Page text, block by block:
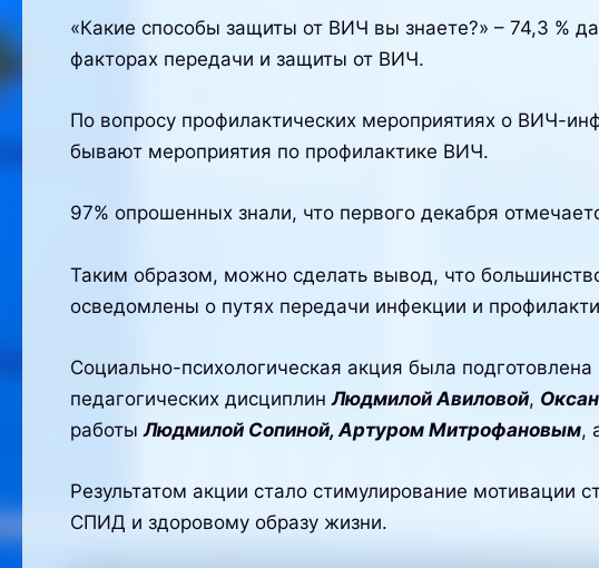
«Какие способы защиты от ВИЧ вы знаете?» – 74,3 %
факторах передачи и защиты от ВИЧ.
По вопросу профилактических мероприятиях о ВИЧ-
бывают мероприятия по профилактике ВИЧ.
97% опрошенных знали, что первого декабря
Таким образом, можно сделать вывод, что
осведомлены о путях передачи инфекции и
Социально-психологическая акция была
педагогических дисциплинЛюдмилой Авиловой,
работыЛюдмилой Сопиной, Артуром Митрофановым,
Результатом акции стало стимулирование
СПИД и здоровому образу жизни.